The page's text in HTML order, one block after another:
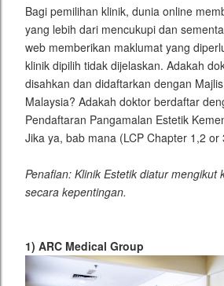
Bagi pemilihan klinik, dunia online
yang lebih dari mencukupi dan
web memberikan maklumat yang
klinik dipilih tidak dijelaskan. Adakah
disahkan dan didaftarkan dengan
Malaysia? Adakah doktor berdaftar
Pendaftaran Pangamalan Estetik
Jika ya, bab mana (LCP Chapter 1,2 or
Penafian: Klinik Estetik diatur mengikut
secara kepentingan.
1) ARC Medical Group